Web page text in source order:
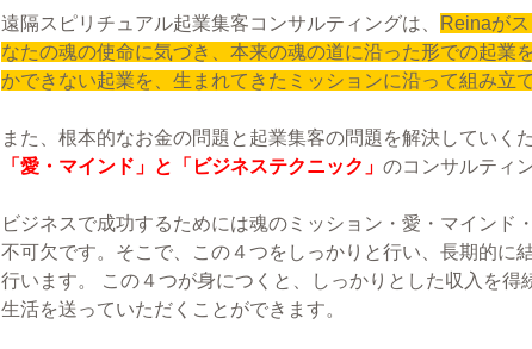
遠隔スピリチュアル起業集客コンサルティングは、
Reinaが
なたの魂の使命に気づき、本来の魂の道に沿った形での起業
かできない起業を、生まれてきたミッションに沿って組み立
また、根本的なお金の問題と起業集客の問題を解決していくた
「愛・マインド」と「ビジネステクニック」 のコンサルティ
ビジネスで成功するためには魂のミッション・愛・マインド
不可欠です。そこで、この４つをしっかりと行い、長期的に
行います。 この４つが身につくと、しっかりとした収入を
生活を送っていただくことができます。